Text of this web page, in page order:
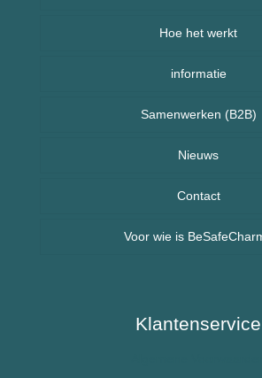
Armbanden
Kettingen
Kinderen
Sport sieraden
Hoe het werkt
informatie
Veelgestelde vragen (FAQ) –
Retourneren &
Samenwerken (B2B)
Nieuws
Nieuws uit Nederland
Nieuws uit Spanje
Contact
Voor wie is
Diabetes /
Klantenservice